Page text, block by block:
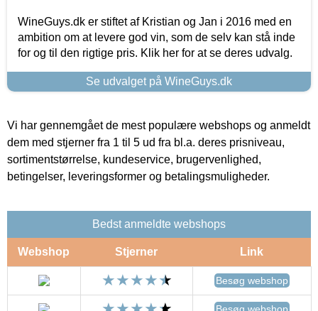
WineGuys.dk er stiftet af Kristian og Jan i 2016 med en
ambition om at levere god vin, som de selv kan stå inde
for og til den rigtige pris. Klik her for at se deres udvalg.
Se udvalget på WineGuys.dk
Vi har gennemgået de mest populære webshops og anmeldt
dem med stjerner fra 1 til 5 ud fra bl.a. deres prisniveau,
sortimentstørrelse, kundeservice, brugervenlighed,
betingelser, leveringsformer og betalingsmuligheder.
Bedst anmeldte webshops
Webshop Stjerner Link
Besøg webshop